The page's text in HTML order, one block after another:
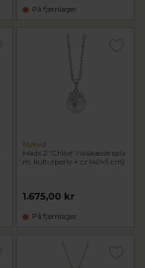
På fjernlager
Nyhed
Mads Z "Chloé" halskæde sølv
m. kulturperle + cz (40+5 cm)
1.675,00 kr
På fjernlager